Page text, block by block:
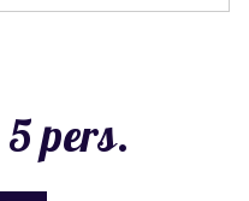
pers.